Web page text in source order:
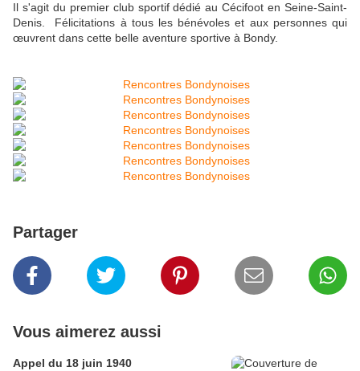
Il s'agit du premier club sportif dédié au Cécifoot en Seine-Saint-
Denis. Félicitations à tous les bénévoles et aux personnes qui
œuvrent dans cette belle aventure sportive à Bondy.
Partager
Vous aimerez aussi
Appel du 18 juin 1940